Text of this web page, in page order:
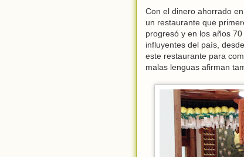
Con el dinero ahorrado
un restaurante que
progresó y en los años
influyentes del país,
este restaurante para
malas lenguas afirman